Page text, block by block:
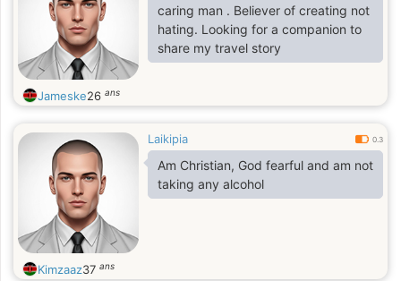
caring man . Believer of creating not
hating. Looking for a companion to
share my travel story
Jameske26 ans
Laikipia 0.3
Am Christian, God fearful and am not
taking any alcohol
Kimzaaz37 ans